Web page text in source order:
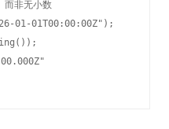
非无小数
01-01T00:00:00Z");